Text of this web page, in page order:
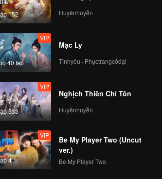
152 Huyềnhuyễn
40 tập
VIP
Mạc Ly
Tìnhyêu · Phụctrangcổđại
533
VIP
Nghịch Thiên Chí Tôn
Huyềnhuyễn
4
VIP
Be My Player Two (Uncut
ver.)
Be My Player Two